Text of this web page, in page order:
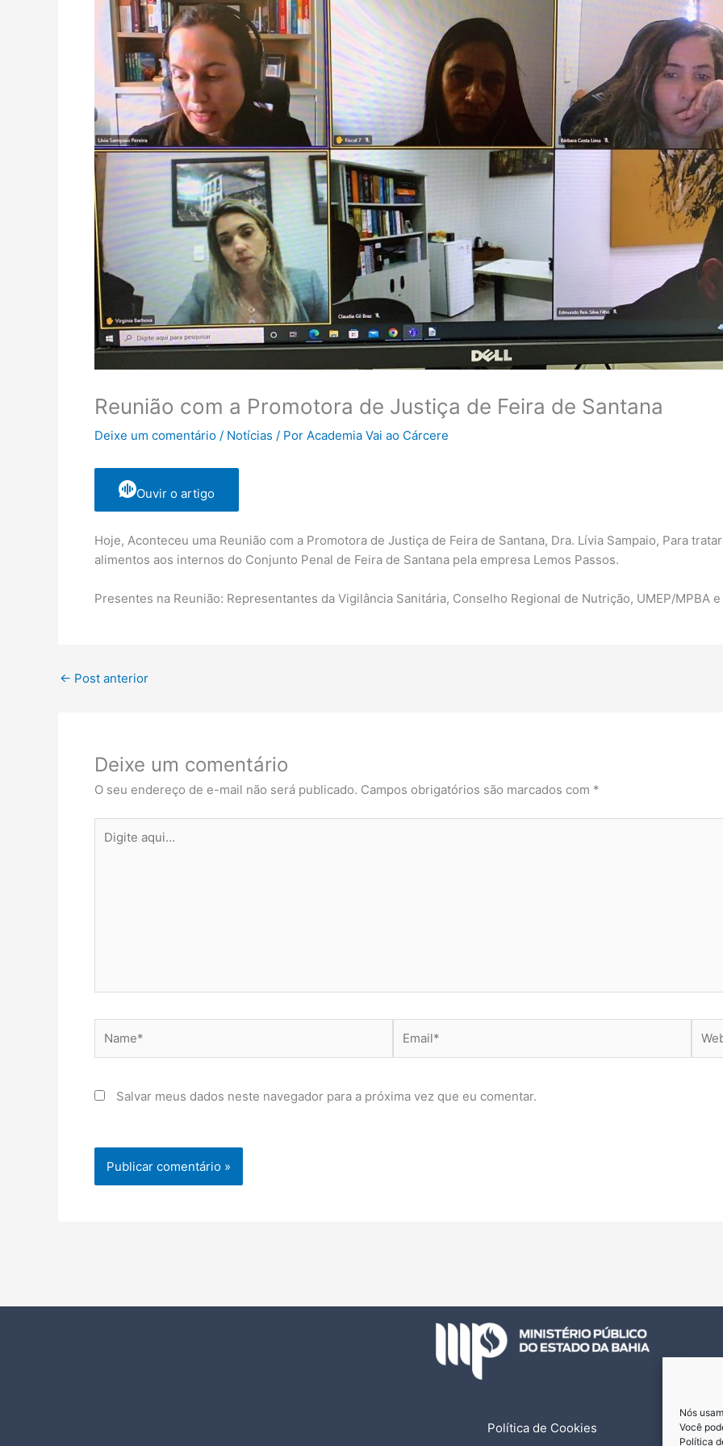
Nós
Você
Política
Reunião com a Promotora de Justiça de Feira de Santana
Deixe um comentário / Notícias / Por Academia Vai ao Cárcere
Ouvir o artigo
Hoje, Aconteceu uma Reunião com a Promotora de Justiça de Feira de Santana, Dra. Lívia Sampaio, Para
alimentos aos internos do Conjunto Penal de Feira de Santana pela empresa Lemos Passos.
Presentes na Reunião: Representantes da Vigilância Sanitária, Conselho Regional de Nutrição, UMEP/MPBA e
← Post anterior
Deixe um comentário
O seu endereço de e-mail não será publicado. Campos obrigatórios são marcados com *
aqui...
Salvar meus dados neste navegador para a próxima vez que eu comentar.
Política de Cookies